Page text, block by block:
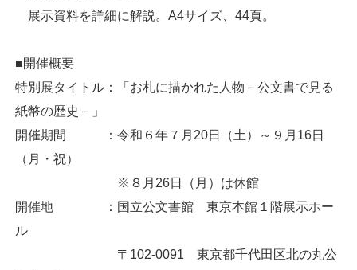
展示資料を詳細に解説。A4サイズ、44頁。
■開催概要
特別展タイトル：「お札に描かれた人物－公文書で見る
紙幣の歴史－」
開催期間 ：令和６年７月20日（土）～９月16日
（月・祝）
※８月26日（月）は休館
開催地 ：国立公文書館 東京本館１階展示ホー
ル
〒102-0091 東京都千代田区北の丸公